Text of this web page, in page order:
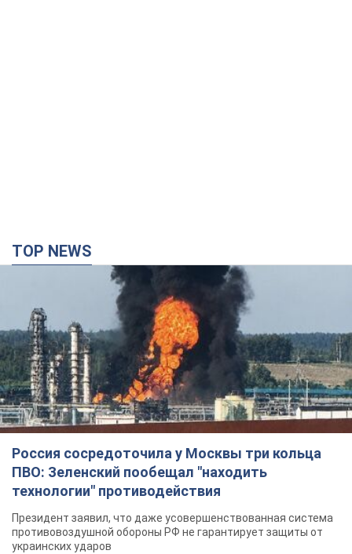
TOP NEWS
Россия сосредоточила у Москвы три кольца
ПВО: Зеленский пообещал "находить
технологии" противодействия
Президент заявил, что даже усовершенствованная система
противовоздушной обороны РФ не гарантирует защиты от
украинских ударов